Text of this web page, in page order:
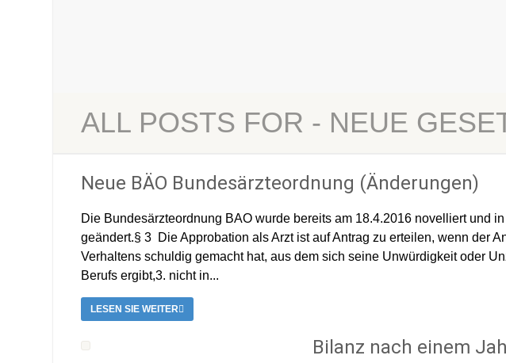
ALL POSTS FOR - NEUE
Neue BÄO Bundesärzteordnung (Änderungen)
Die Bundesärzteordnung BAO wurde bereits am 18.4.2016 novelliert und
geändert.§ 3 Die Approbation als Arzt ist auf Antrag zu erteilen, wenn der
Verhaltens schuldig gemacht hat, aus dem sich seine Unwürdigkeit oder
Berufs ergibt,3. nicht in...
LESEN SIE WEITER
Bilanz nach einem